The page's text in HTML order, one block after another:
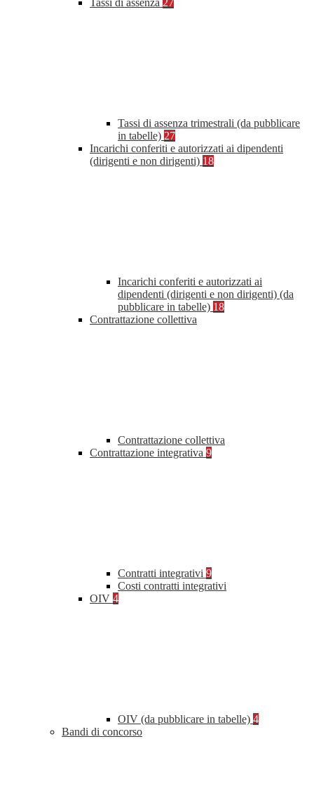
Tassi di assenza 27
Tassi di assenza trimestrali (da pubblicare
in tabelle) 27
Incarichi conferiti e autorizzati ai dipendenti
(dirigenti e non dirigenti) 18
Incarichi conferiti e autorizzati ai
dipendenti (dirigenti e non dirigenti) (da
pubblicare in tabelle) 18
Contrattazione collettiva
Contrattazione collettiva
Contrattazione integrativa 9
Contratti integrativi 9
Costi contratti integrativi
OIV 4
OIV (da pubblicare in tabelle) 4
Bandi di concorso